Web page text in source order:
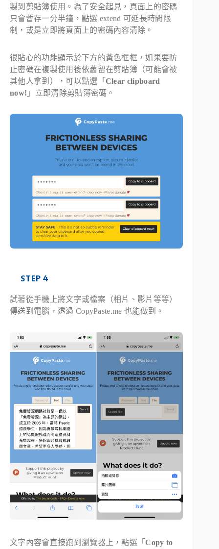
製到剪貼簿使用。為了安全起見，頁面上的密碼
只會暫存一分半鐘，點選 extend 可延長時間限
制，或是立即將頁面上的密碼內容清除。
很貼心的功能顯示於下方的黃色框框，如果要防
止密碼在複製使用後依舊留在剪貼簿（可能會被
其他人拿到），可以點選「 Clear clipboard
now! 」立即清除剪貼簿密碼。
STEP 4
試著從手機上將文字或檔案（相片、影片等等）
傳送到電腦，透過 CopyPaste.me 也能做到。
文字內容會直接跑到瀏覽器上，點選「Copy to